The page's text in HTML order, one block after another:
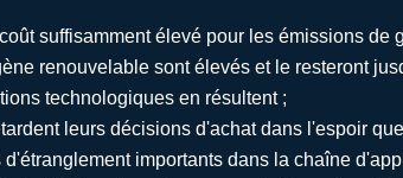
suffisamment élevé pour les émissions de
renouvelable sont élevés et le resteront
technologiques en résultent ;
leurs décisions d'achat dans l'espoir
importants dans la chaîne